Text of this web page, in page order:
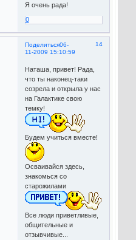
Я очень рада!
0
Поделиться 14
06-
11-2009 15:10:59
Наташа, привет! Рада,
что ты наконец-таки
созрела и открыла у нас
на Галактике свою
темку!
Будем учиться вместе!
Осваивайся здесь,
знакомься со
старожилами
Все люди приветливые,
общительные и
отзывчивые...